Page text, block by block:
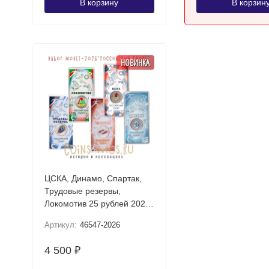
В корзину В
НОВИНКА
ЦСКА, Динамо, Спартак,
Трудовые резервы,
Локомотив 25 рублей 2026
Набор цветных монет в
Артикул: 46547-2026
4 500 ₽